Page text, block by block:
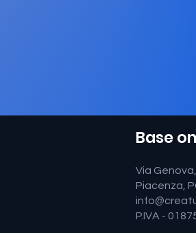
Via
Piacenza,
P.IVA -
Base on